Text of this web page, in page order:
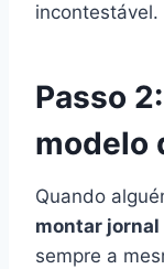
incontestável.
Passo
modelo
Quando
montar jornal
sempre a